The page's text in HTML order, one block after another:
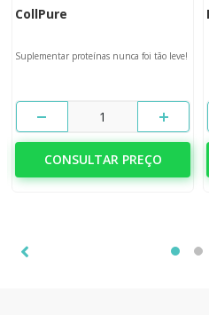
CollPure
Suplementar proteínas nunca foi tão leve!
1
CONSULTAR PREÇO